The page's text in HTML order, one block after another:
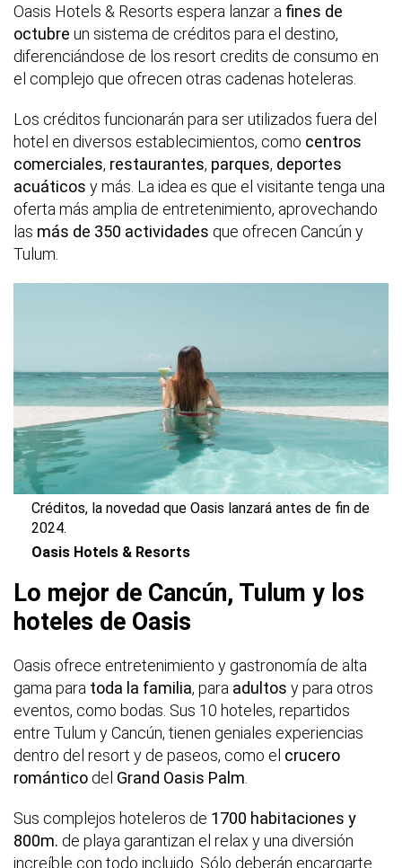
Oasis Hotels & Resorts espera lanzar a fines de
octubre un sistema de créditos para el destino,
diferenciándose de los resort credits de consumo en
el complejo que ofrecen otras cadenas hoteleras.
Los créditos funcionarán para ser utilizados fuera del
hotel en diversos establecimientos, como centros
comerciales, restaurantes, parques, deportes
acuáticos y más. La idea es que el visitante tenga una
oferta más amplia de entretenimiento, aprovechando
las más de 350 actividades que ofrecen Cancún y
Tulum.
Créditos, la novedad que Oasis lanzará antes de fin de
2024.
Oasis Hotels & Resorts
Lo mejor de Cancún, Tulum y los
hoteles de Oasis
Oasis ofrece entretenimiento y gastronomía de alta
gama para toda la familia, para adultos y para otros
eventos, como bodas. Sus 10 hoteles, repartidos
entre Tulum y Cancún, tienen geniales experiencias
dentro del resort y de paseos, como el crucero
romántico del Grand Oasis Palm
Sus complejos hoteleros de 1700 habitaciones y
800m. de playa garantizan el relax y una diversión
increíble con todo incluido. Sólo deberán encargarte